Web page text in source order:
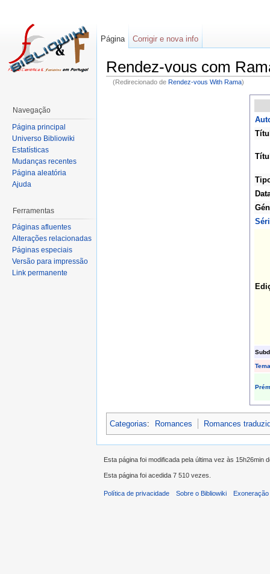
Rendez-vous com
(Redirecionado de Rendez-vous With Rama)
Categorias: Romances Romances
Página Corrigir e nova info
Navegação
Página principal
Universo Bibliowiki
Estatísticas
Mudanças recentes
Página aleatória
Ajuda
Ferramentas
Páginas afluentes
Alterações relacionadas
Páginas especiais
Versão para impressão
Link permanente
Esta página foi modificada pela última vez às 15h26min
Esta página foi acedida 7 510 vezes.
Política de privacidade Sobre o Bibliowiki